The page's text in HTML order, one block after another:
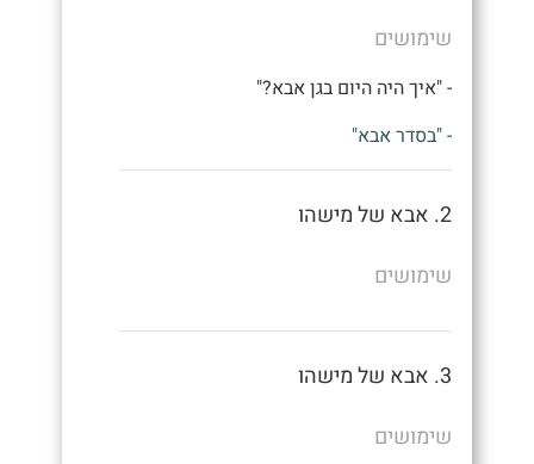
שימושים
- "איך היה היום בגן אבא?"
- "בסדר אבא"
2. אבא של מישהו
שימושים
3. אבא של מישהו
שימושים